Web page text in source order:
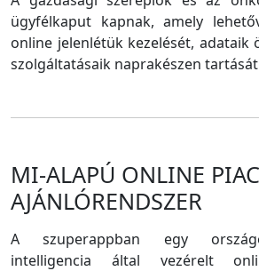
ügyfélkaput kapnak, amely
online jelenlétük kezelését, adataik
szolgáltatásaik naprakészen
MI-ALAPÚ ONLINE
AJÁNLÓRENDSZER
A szuperappban egy
intelligencia által vezérelt